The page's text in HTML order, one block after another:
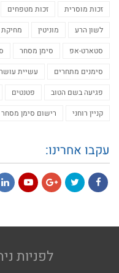
זכות מוסרית
זכות מטפחים
לשון הרע
מוניטין
סטארט-אפ
סימן מסחר
סימנים מתחרים
עשיית
פגיעה בשם הטוב
פטנטים
קניין רוחני
רישום סימן מסחר
עקבו אחרינו:
לפניות